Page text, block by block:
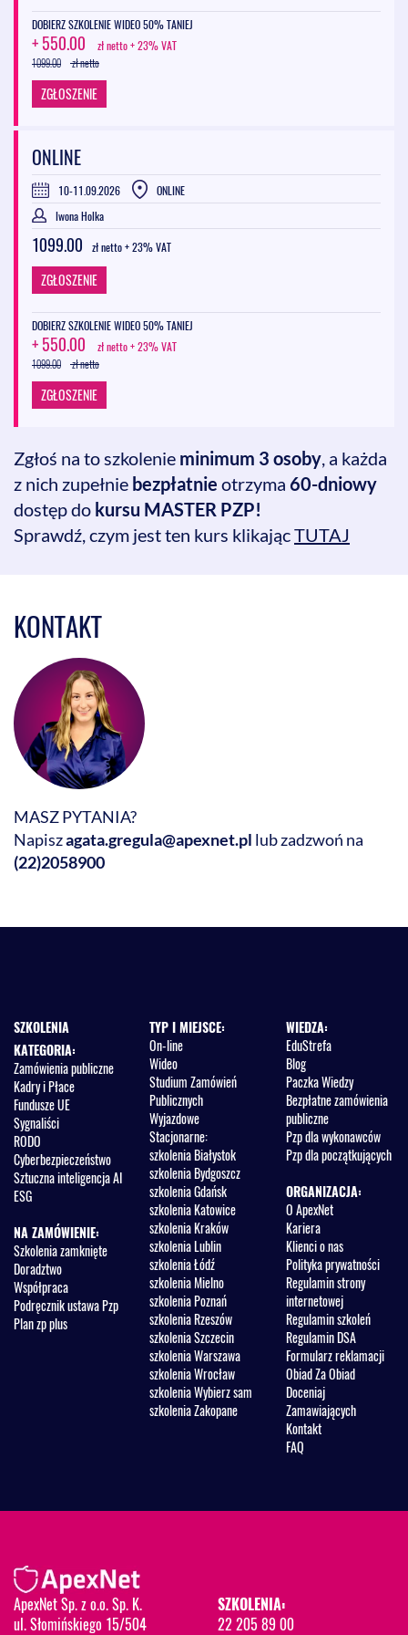
standardów dowodowych;
proporcjonalność warunków udziału i adekwatność
dokumentowania,
weryfikacja podmiotowych środków dowodowych,
skuteczne udostępnianie zasobów podmiotów trzecich.
ustawy Pzp oraz wytyczne dotyczące prawidłowego wdrożenia
zmian, omówienie:
Udziału wykonawców z państw trzecich
Zmiany w Pzp, wynikające z ustawy z dnia 9 lipca 2025 r.
o zmianie ustawy Pzp oraz ustawy o umowie koncesji na
roboty budowlane lub usługi, dotyczące udziału
wykonawców z państw trzecich. Ogólne założenia
Zmiany w Pzp wynikające z ustawy z dnia 21 maja 2025 r.
o zmianie niektórych ustaw w celu deregulacji prawa
gospodarczego i administracyjnego oraz doskonalenia
zasad opracowywania prawa gospodarczego. Możliwość
uczestnictwa w zdalnym posiedzeniu i zdalnej rozprawie
przed KIO oraz koncentracja dowodów przed rozprawą.
DOBIERZ SZKOLENIE WIDEO 50% TANIEJ
+ 550.00 zł netto + 23% VAT
1099.00 zł netto
ZGŁOSZENIE
ONLINE
10-11.09.2026
ONLINE
Iwona Holka
1099.00 zł netto + 23% VAT
ZGŁOSZENIE
DOBIERZ SZKOLENIE WIDEO 50% TANIEJ
+ 550.00 zł netto + 23% VAT
1099.00 zł netto
ZGŁOSZENIE
Zgłoś na to szkolenie minimum 3 osoby , a każda
z nich zupełnie bezpłatnie otrzyma 60-dniowy
dostęp do kursu MASTER PZP!
Sprawdź, czym jest ten kurs klikającTUTAJ
KONTAKT
MASZ PYTANIA?
Napiszagata.gregula@apexnet.pl lub zadzwoń na
(22)2058900
SZKOLENIA
KATEGORIA:
Zamówienia publiczne
Kadry i Płace
Fundusze UE
Sygnaliści
RODO
Cyberbezpieczeństwo
Sztuczna inteligencja AI
ESG
NA ZAMÓWIENIE:
Szkolenia zamknięte
Doradztwo
Współpraca
Podręcznik ustawa Pzp
Plan zp plus
TYP I MIEJSCE:
On-line
Wideo
Studium Zamówień
Publicznych
Wyjazdowe
Stacjonarne:
szkolenia Białystok
szkolenia Bydgoszcz
szkolenia Gdańsk
szkolenia Katowice
szkolenia Kraków
szkolenia Lublin
szkolenia Łódź
szkolenia Mielno
szkolenia Poznań
szkolenia Rzeszów
szkolenia Szczecin
szkolenia Warszawa
szkolenia Wrocław
szkolenia Wybierz sam
szkolenia Zakopane
WIEDZA:
EduStrefa
Blog
Paczka Wiedzy
Bezpłatne zamówienia
publiczne
Pzp dla wykonawców
Pzp dla początkujących
ORGANIZACJA:
O ApexNet
Kariera
Klienci o nas
Polityka prywatności
Regulamin strony
internetowej
Regulamin szkoleń
Regulamin DSA
Formularz reklamacji
Obiad Za Obiad
Doceniaj
Zamawiających
Kontakt
FAQ
ApexNet Sp. z o.o. Sp. K.
ul. Słomińskiego 15/504
SZKOLENIA:
22 205 89 00